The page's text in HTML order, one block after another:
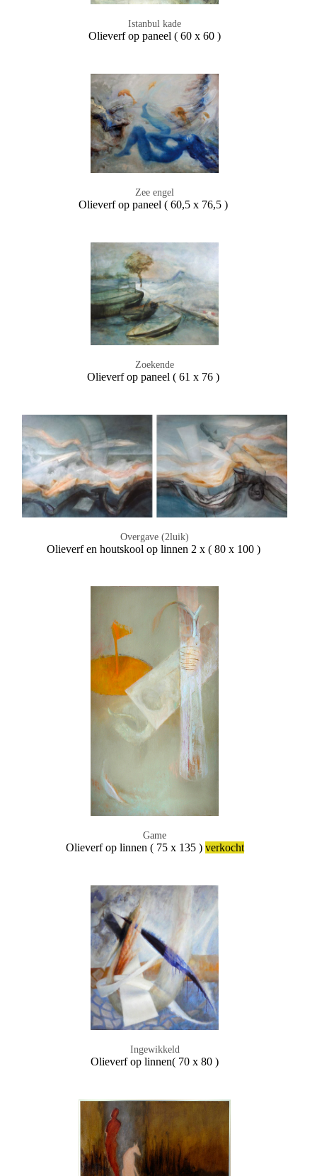
Istanbul kade
Olieverf op paneel ( 60 x 60 )
Zee engel
Olieverf op paneel ( 60,5 x 76,5 )
Zoekende
Olieverf op paneel ( 61 x 76 )
Overgave (2luik)
Olieverf en houtskool op linnen 2 x ( 80 x 100 )
Game
Olieverf op linnen ( 75 x 135 ) verkocht
Ingewikkeld
Olieverf op linnen( 70 x 80 )